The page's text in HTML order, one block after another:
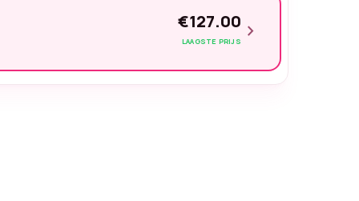
€127.00
LAAGSTE PRIJS chevron_right